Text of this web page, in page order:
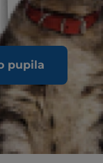
pupila